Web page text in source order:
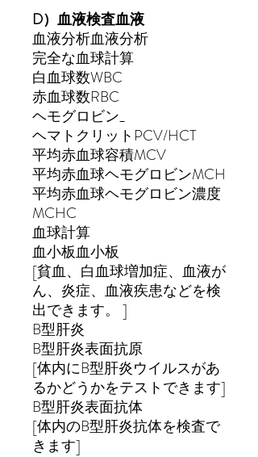
D） 血液検査血液
血液分析血液分析
完全な血球計算
白血球数WBC
赤血球数RBC
ヘモグロビン_
ヘマトクリットPCV/HCT
平均赤血球容積MCV
平均赤血球ヘモグロビンMCH
平均赤血球ヘモグロビン濃度
MCHC
血球計算
血小板血小板
[貧血、 白血球増加症、血液が
ん、炎症、血液疾患などを検
出できます。 ]
B型肝炎
B型肝炎表面抗原
[体内にB型肝炎ウイルスがあ
るかどうかをテストできます]
B型肝炎表面抗体
[体内のB型肝炎抗体を検査で
きます]